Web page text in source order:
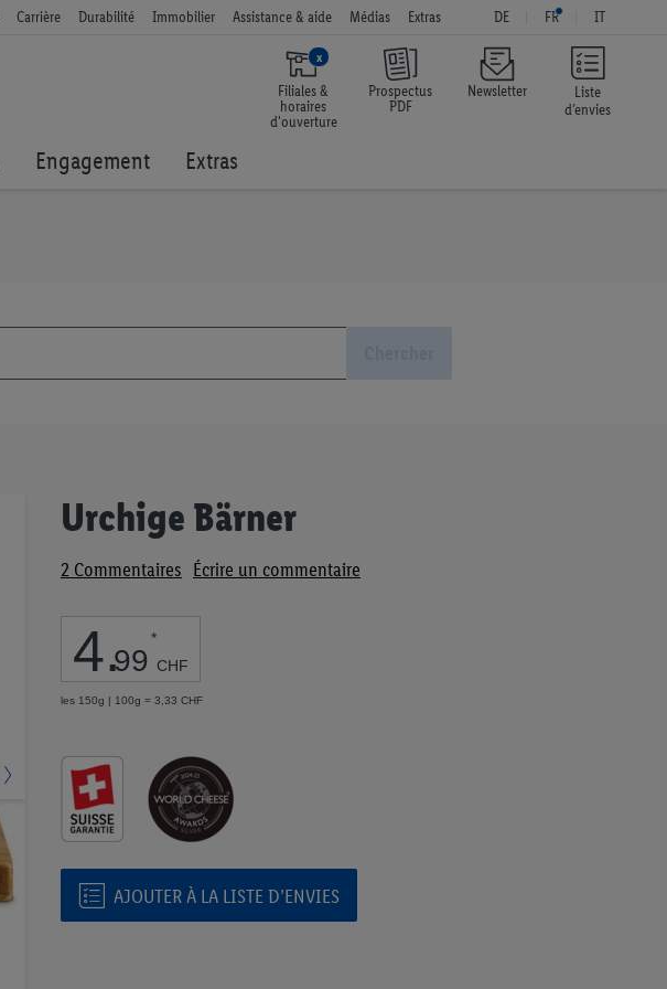
Liste
d’envies
Carrière Durabilité Immobilier Assistance & aide Médias Extras DE FR IT
x
Filiales &
horaires
d'ouverture
Prospectus
PDF
Newsletter
Engagement Extras
Urchige Bärner
2 Commentaires Écrire un commentaire
4.99
*
CHF
les 150g | 100g = 3,33 CHF
AJOUTER À LA LISTE D’ENVIES
Passer
Galerie
d’images